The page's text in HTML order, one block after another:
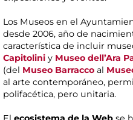
Los Museos en el
desde 2006, año de
característica de incluir
Capitolini y Museo dell’Ara
(del Museo Barracco al
al arte contemporáneo,
polifacética, pero unitaria.